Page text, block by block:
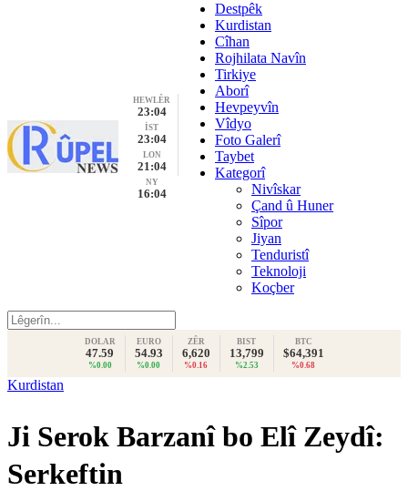
HEWLÊR
23:04
İST
23:04
LON
21:04
NY
16:04
Destpêk
Kurdistan
Cîhan
Rojhilata Navîn
Tirkiye
Aborî
Hevpeyvîn
Vîdyo
Foto Galerî
Taybet
Kategorî
Nivîskar
Çand û Huner
Sîpor
Jiyan
Tenduristî
Teknoloji
Koçber
DOLAR
47.59
%0.00
EURO
54.93
%0.00
ZÊR
6,620
%0.16
BIST
13,799
%2.53
BTC
$64,391
%0.68
Kurdistan
Ji Serok Barzanî bo Elî Zeydî:
Serkeftin